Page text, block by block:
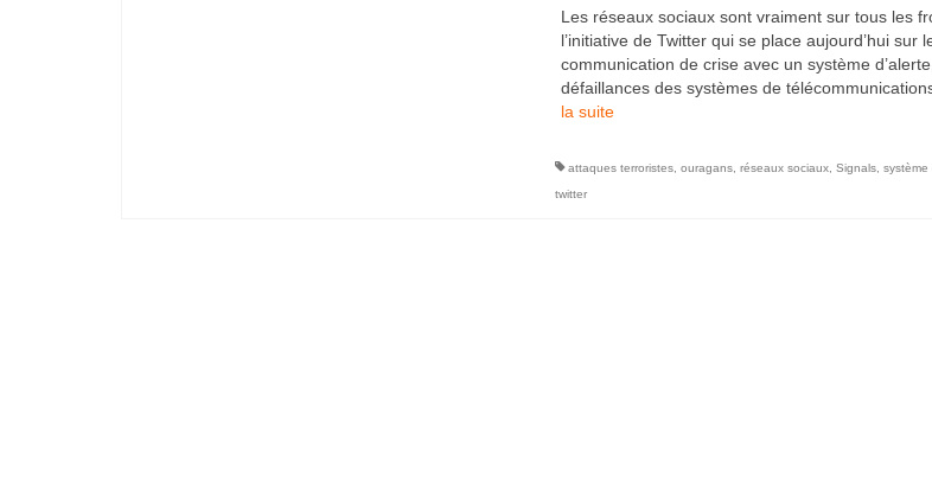
Les réseaux sociaux sont vraiment sur tous les
l’initiative de Twitter qui se place aujourd’hui sur
communication de crise avec un système
défaillances des systèmes de
la suite­­
attaques terroristes, ouragans, réseaux sociaux, Signals, système
twitter